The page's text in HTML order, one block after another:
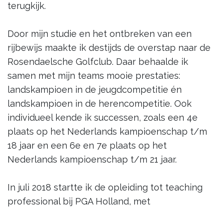
terugkijk.
Door mijn studie en het ontbreken van een
rijbewijs maakte ik destijds de overstap naar de
Rosendaelsche Golfclub. Daar behaalde ik
samen met mijn teams mooie prestaties:
landskampioen in de jeugdcompetitie én
landskampioen in de herencompetitie. Ook
individueel kende ik successen, zoals een 4e
plaats op het Nederlands kampioenschap t/m
18 jaar en een 6e en 7e plaats op het
Nederlands kampioenschap t/m 21 jaar.
In juli 2018 startte ik de opleiding tot teaching
professional bij PGA Holland, met